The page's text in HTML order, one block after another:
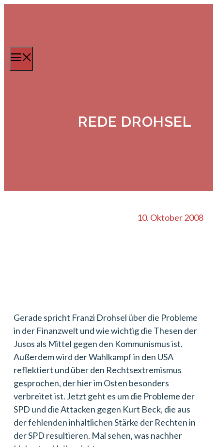
REDE DROHSEL
10. Oktober 2008
Gerade spricht Franzi Drohsel über die Probleme
in der Finanzwelt und wie wichtig die Thesen der
Jusos als Mittel gegen den Kommunismus ist.
Außerdem wird der Wahlkampf in den USA
reflektiert und über den Rechtsextremismus
gesprochen, der hier im Osten besonders
verbreitet ist. Jetzt geht es um die Probleme der
SPD und die Attacken gegen Kurt Beck, die aus
der fehlenden inhaltlichen Stärke der Rechten in
der SPD resultieren. Mal sehen, was nachher